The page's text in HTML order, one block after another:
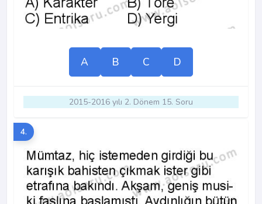
A B C D
2015-2016 yılı 2. Dönem 15. Soru
4.